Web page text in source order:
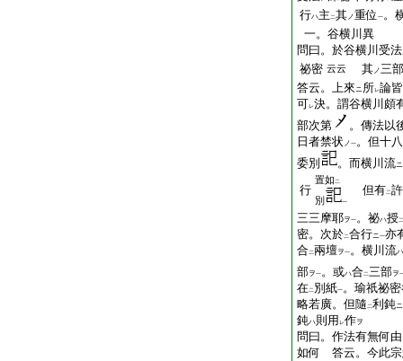
行ハ主 二其ノ重位 一。
一。谷横川異
問曰。於谷横川受
祕密 云云 其ノ三部
答云。上來ニ所レ論
可レ決。謂谷横川頗
部次第
。傳法以
日者禁状ノ一。但十
委別
。而横川流ニ
行
置如 二
別 一
但有二
三三摩耶ヲ一。祕ハ授二
密。次於二合行ニ一亦
合二兩壇ヲ一。横川流ハ
部ヲ一。或ハ合二三部ヲ
在二 別紙一。瑜祇祕
略若廣。但隨 二利鈍ニ
鈍ハ則用 レ作ヲ
問曰。作法有無何由
如何 答云。今此